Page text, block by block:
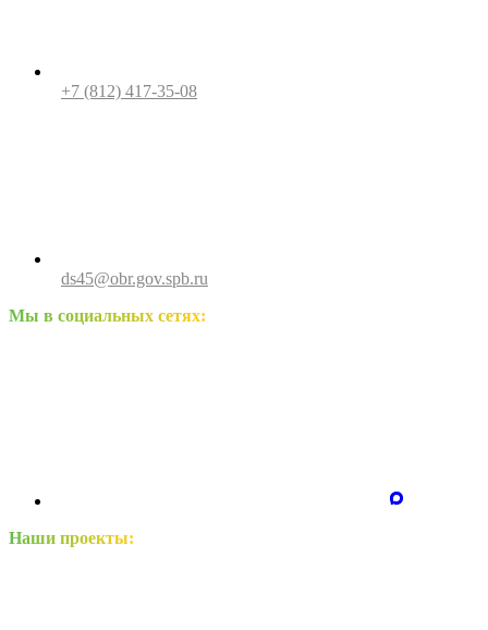
+7 (812) 417-35-08
ds45@obr.gov.spb.ru
Мы в социальных сетях:
Наши проекты: